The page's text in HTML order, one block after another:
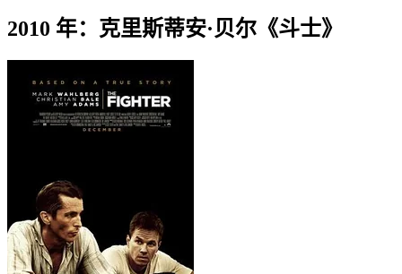
2010 年：克里斯蒂安·贝尔《斗士》